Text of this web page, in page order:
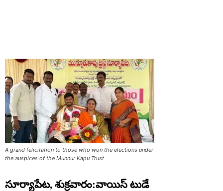
A grand felicitation to those who won the elections under
the auspices of the Munnur Kapu Trust
సూర్యాపేట, శుక్రవారం:వాయిస్ టుడే